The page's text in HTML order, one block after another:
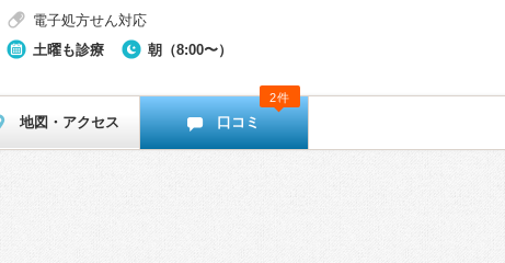
電子処方せん対応
土曜も診療
朝（8:00〜）
地図・アクセス 口コミ
2件